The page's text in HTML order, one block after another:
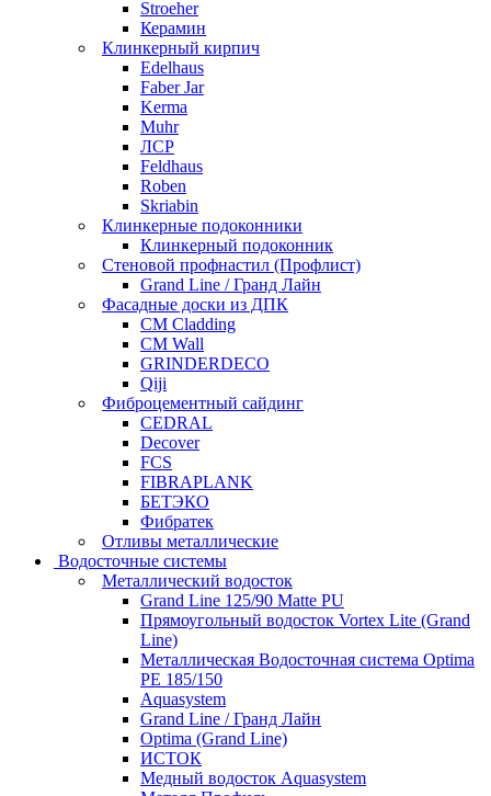
Stroeher
Керамин
Клинкерный кирпич
Edelhaus
Faber Jar
Kerma
Muhr
ЛСР
Feldhaus
Roben
Skriabin
Клинкерные подоконники
Клинкерный подоконник
Стеновой профнастил (Профлист)
Grand Line / Гранд Лайн
Фасадные доски из ДПК
CM Cladding
CM Wall
GRINDERDECO
Qiji
Фиброцементный сайдинг
CEDRAL
Decover
FCS
FIBRAPLANK
БЕТЭКО
Фибратек
Отливы металлические
Водосточные системы
Металлический водосток
Grand Line 125/90 Matte PU
Прямоугольный водосток Vortex Lite (Grand
Line)
Металлическая Водосточная система Optima
PE 185/150
Aquasystem
Grand Line / Гранд Лайн
Optima (Grand Line)
ИСТОК
Медный водосток Aquasystem